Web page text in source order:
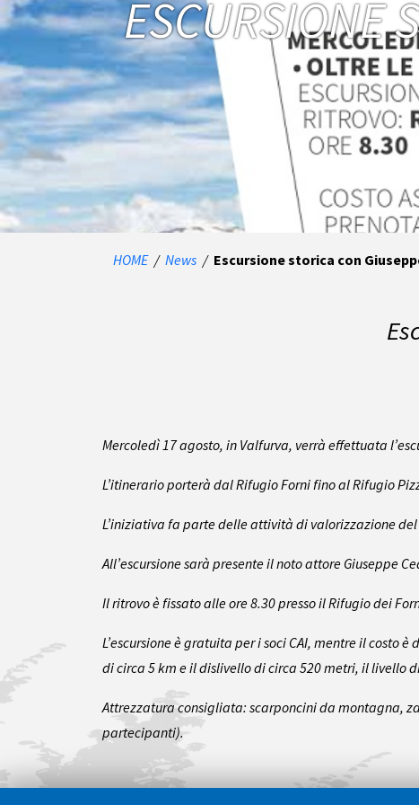
ESCURSIONE
HOME / News / Escursione storica con
Mercoledì 17 agosto, in Valfurva, verrà effettuata
L’itinerario porterà dal Rifugio Forni fino al Rifugio
L’iniziativa fa parte delle attività di valorizzazione
All’escursione sarà presente il noto attore Giuseppe
Il ritrovo è fissato alle ore 8.30 presso il Rifugio dei
L’escursione è gratuita per i soci CAI, mentre il costo
di circa 5 km e il dislivello di circa 520 metri, il livello
Attrezzatura consigliata: scarponcini da montagna,
partecipanti).